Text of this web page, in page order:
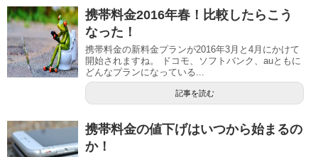
携帯料金2016年春！比較したらこう
なった！
携帯料金の新料金プランが2016年3月と4月にかけて
開始されますね。 ドコモ、ソフトバンク、auともに
どんなプランになっている...
記事を読む
携帯料金の値下げはいつから始まるの
か！